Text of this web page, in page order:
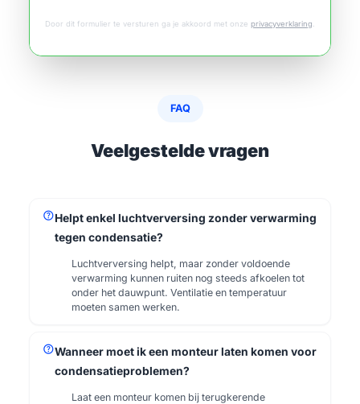
Door dit formulier te versturen ga je akkoord met onze privacyverklaring
FAQ
Veelgestelde vragen
helpHelpt enkel luchtverversing zonder verwarming
tegen condensatie?
Luchtverversing helpt, maar zonder voldoende
verwarming kunnen ruiten nog steeds afkoelen tot
onder het dauwpunt. Ventilatie en temperatuur
moeten samen werken.
helpWanneer moet ik een monteur laten komen voor
condensatieproblemen?
Laat een monteur komen bij terugkerende